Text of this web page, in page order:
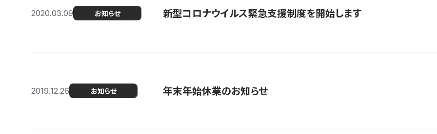
2020.03.09 お知らせ 新型コロナウイルス緊急支援制度を開始します
2019.12.26 お知らせ 年末年始休業のお知らせ